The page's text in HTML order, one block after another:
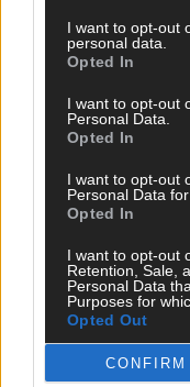
I want to opt-out
personal data.
Opted In
I want to opt-out
Personal Data.
Opted In
I want to opt-out
Personal Data
Opted In
I want to opt-out
Retention, Sale,
Personal Data
Purposes for
Opted Out
CONFIRM
KOMMENTAR
Eurovision 2026: Der
Mai 2026
EUROVISION
Von Lugano bis
Abstimmungssystem
Mai 2026
WERBE BEI UNS!